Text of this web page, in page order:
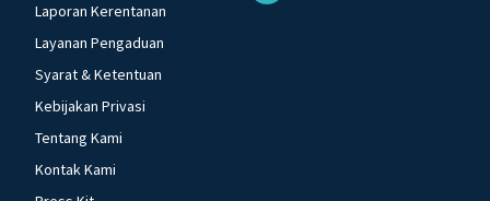
Laporan Kerentanan
Layanan Pengaduan
Syarat & Ketentuan
Kebijakan Privasi
Tentang Kami
Kontak Kami